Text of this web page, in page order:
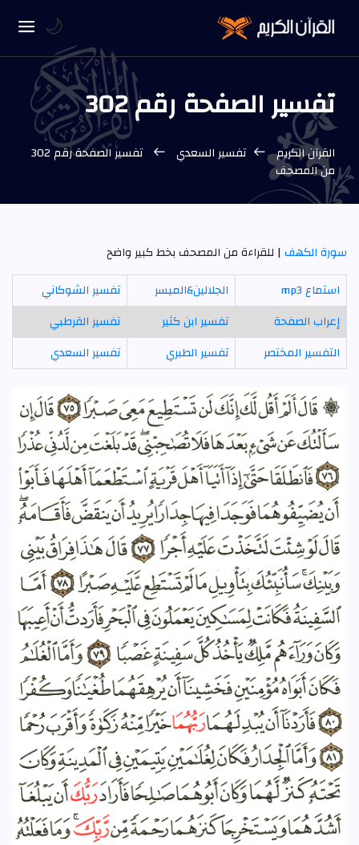
تفسير الصفحة رقم 302
القرآن الكريم تفسير السعدي
تفسير الصفحة رقم 302
من المصحف
سورة الكهف| للقراءة من المصحف بخط كبير واضح
استماع mp3
الجلالين&الميسر
تفسير الشوكاني
إعراب الصفحة
تفسير ابن كثير
تفسير القرطبي
التفسير المختصر
تفسير الطبري تفسير السعدي
🌙